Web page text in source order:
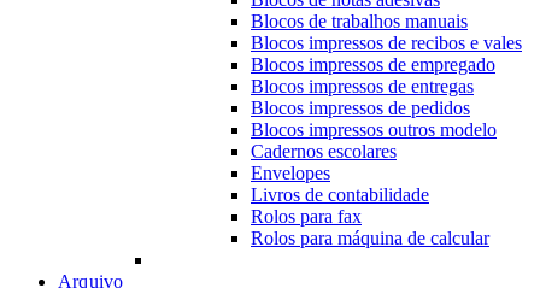
Blocos de trabalhos manuais
Blocos impressos de recibos e vales
Blocos impressos de empregado
Blocos impressos de entregas
Blocos impressos de pedidos
Blocos impressos outros modelo
Cadernos escolares
Envelopes
Livros de contabilidade
Rolos para fax
Rolos para máquina de calcular
Arquivo